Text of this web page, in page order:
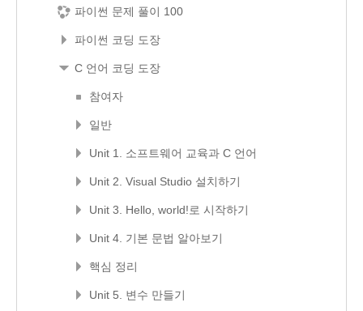
파이썬 문제 풀이 100
파이썬 코딩 도장
C 언어 코딩 도장
참여자
일반
Unit 1. 소프트웨어 교육과 C 언어
Unit 2. Visual Studio 설치하기
Unit 3. Hello, world!로 시작하기
Unit 4. 기본 문법 알아보기
핵심 정리
Unit 5. 변수 만들기